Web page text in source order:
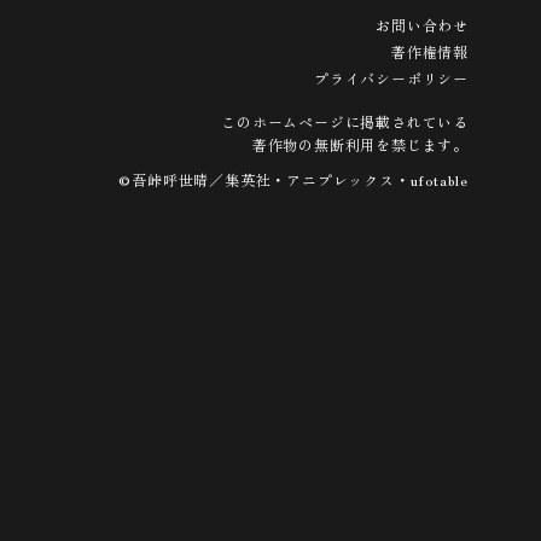
お問い合わせ
著作権情報
プライバシーポリシー
このホームページに掲載されている
著作物の無断利用を禁じます。
©吾峠呼世晴／集英社・アニプレックス・ufotable